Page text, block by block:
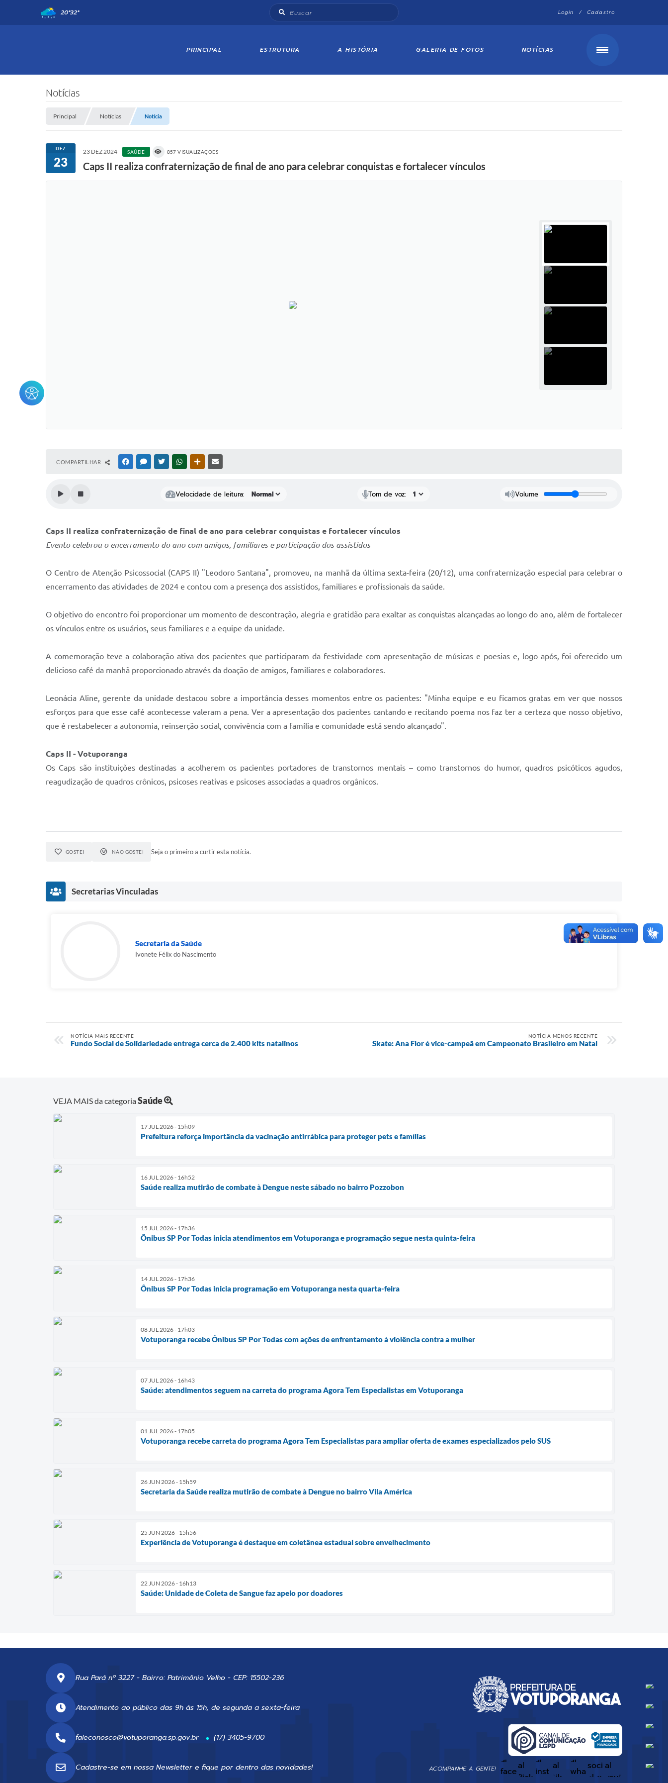
Login / Cadastro
20°32°
PRINCIPAL ESTRUTURA A HISTÓRIA GALERIA DE FOTOS NOTÍCIAS
Notícias
Principal Notícias Notícia
DEZ
23
23 DEZ 2024 SAÚDE 857 VISUALIZAÇÕES
Caps II realiza confraternização de final de ano para celebrar conquistas e fortalecer vínculos
COMPARTILHAR FACEBOOKMESSENGER
TWITTERWHATSAPPOUTRAS MÍDIAS
Velocidade de leitura: Tom de voz: Volume
Caps II realiza confraternização de final de ano para celebrar conquistas e fortalecer vínculos
Evento celebrou o encerramento do ano com amigos, familiares e participação dos assistidos
O Centro de Atenção Psicossocial (CAPS II) "Leodoro Santana", promoveu, na manhã da última sexta-feira (20/12), uma confraternização especial para celebrar o
encerramento das atividades de 2024 e contou com a presença dos assistidos, familiares e profissionais da saúde.
O objetivo do encontro foi proporcionar um momento de descontração, alegria e gratidão para exaltar as conquistas alcançadas ao longo do ano, além de fortalecer
os vínculos entre os usuários, seus familiares e a equipe da unidade.
A comemoração teve a colaboração ativa dos pacientes que participaram da festividade com apresentação de músicas e poesias e, logo após, foi oferecido um
delicioso café da manhã proporcionado através da doação de amigos, familiares e colaboradores.
Leonácia Aline, gerente da unidade destacou sobre a importância desses momentos entre os pacientes: "Minha equipe e eu ficamos gratas em ver que nossos
esforços para que esse café acontecesse valeram a pena. Ver a apresentação dos pacientes cantando e recitando poema nos faz ter a certeza que nosso objetivo,
que é restabelecer a autonomia, reinserção social, convivência com a família e comunidade está sendo alcançado".
Caps II - Votuporanga
Os Caps são instituições destinadas a acolherem os pacientes portadores de transtornos mentais – como transtornos do humor, quadros psicóticos agudos,
reagudização de quadros crônicos, psicoses reativas e psicoses associadas a quadros orgânicos.
GOSTEI NÃO GOSTEI Seja o primeiro a curtir esta notícia.
Secretarias Vinculadas
Secretaria da Saúde
Ivonete Félix do Nascimento
NOTÍCIA MAIS RECENTE
Fundo Social de Solidariedade entrega cerca de 2.400 kits natalinos
NOTÍCIA MENOS RECENTE
Skate: Ana Flor é vice-campeã em Campeonato Brasileiro em Natal
VEJA MAIS da categoriaSaúde
17 JUL 2026 - 15h09
Prefeitura reforça importância da vacinação antirrábica para proteger pets e famílias
16 JUL 2026 - 16h52
Saúde realiza mutirão de combate à Dengue neste sábado no bairro Pozzobon
15 JUL 2026 - 17h36
Ônibus SP Por Todas inicia atendimentos em Votuporanga e programação segue nesta quinta-feira
14 JUL 2026 - 17h36
Ônibus SP Por Todas inicia programação em Votuporanga nesta quarta-feira
08 JUL 2026 - 17h03
Votuporanga recebe Ônibus SP Por Todas com ações de enfrentamento à violência contra a mulher
07 JUL 2026 - 16h43
Saúde: atendimentos seguem na carreta do programa Agora Tem Especialistas em Votuporanga
01 JUL 2026 - 17h05
Votuporanga recebe carreta do programa Agora Tem Especialistas para ampliar oferta de exames especializados pelo SUS
26 JUN 2026 - 15h59
Secretaria da Saúde realiza mutirão de combate à Dengue no bairro Vila América
25 JUN 2026 - 15h56
Experiência de Votuporanga é destaque em coletânea estadual sobre envelhecimento
22 JUN 2026 - 16h13
Saúde: Unidade de Coleta de Sangue faz apelo por doadores
Rua Pará nº 3227 - Bairro: Patrimônio Velho - CEP: 15502-236
Atendimento ao público das 9h às 15h, de segunda a sexta-feira
faleconosco@votuporanga.sp.gov.br (17) 3405-9700
Cadastre-se em nossa Newsletter e fique por dentro das novidades! ACOMPANHE A GENTE!